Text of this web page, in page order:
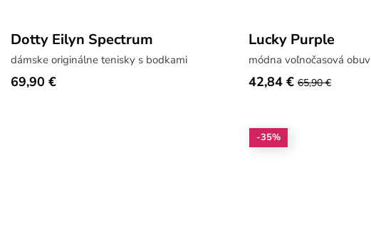
Dotty Eilyn Spectrum
dámske originálne tenisky s bodkami
69,90 €
Lucky Purple
módna voľnočasová obuv
42,84 € 65,90 €
-35%